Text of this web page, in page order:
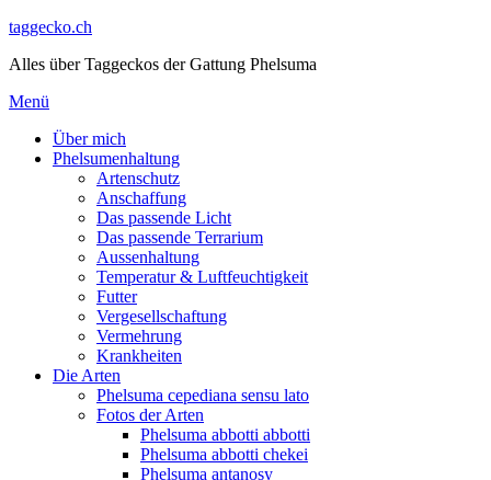
Direkt
Inhalt
taggecko.ch
Alles über Taggeckos der Gattung Phelsuma
Menü
Über mich
Phelsumenhaltung
Artenschutz
Anschaffung
Das passende Licht
Das passende Terrarium
Aussenhaltung
Temperatur & Luftfeuchtigkeit
Futter
Vergesellschaftung
Vermehrung
Krankheiten
Die Arten
Phelsuma cepediana sensu lato
Fotos der Arten
Phelsuma abbotti abbotti
Phelsuma abbotti chekei
Phelsuma antanosy